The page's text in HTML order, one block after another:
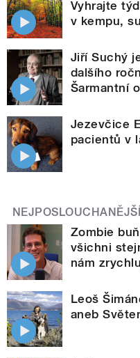
Vyhrajte
v kempu,
Jiří Suchý
dalšího
Šarmantní
Jezevčice
pacientů v
NEJPOSLOUCHANĚJŠÍ
Zombie
všichni
nám
Leoš
aneb